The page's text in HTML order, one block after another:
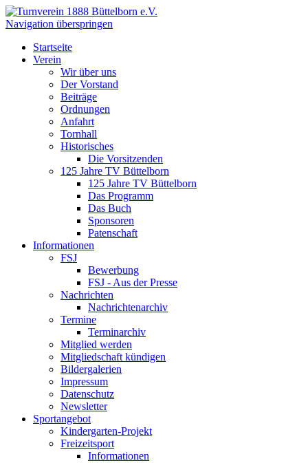
Navigation überspringen
Startseite
Verein
Wir über uns
Der Vorstand
Beiträge
Ordnungen
Anfahrt
Tornhall
Historisches
Die Vorsitzenden
125 Jahre TV Büttelborn
125 Jahre TV Büttelborn
Das Programm
Das Buch
Sponsoren
Patenschaft
Informationen
FSJ
Bewerbung
FSJ - Aus der Presse
Nachrichten
Nachrichtenarchiv
Termine
Terminarchiv
Mitglied werden
Mitgliedschaft kündigen
Bildergalerien
Impressum
Datenschutz
Newsletter
Sportangebot
Kindergarten-Projekt
Freizeitsport
Informationen